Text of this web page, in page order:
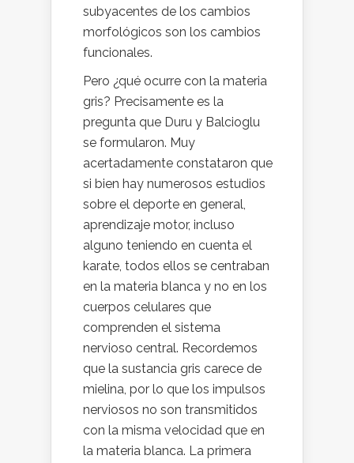
subyacentes de los cambios
morfológicos son los cambios
funcionales.
Pero ¿qué ocurre con la materia
gris? Precisamente es la
pregunta que Duru y Balcioglu
se formularon. Muy
acertadamente constataron que
si bien hay numerosos estudios
sobre el deporte en general,
aprendizaje motor, incluso
alguno teniendo en cuenta el
karate, todos ellos se centraban
en la materia blanca y no en los
cuerpos celulares que
comprenden el sistema
nervioso central. Recordemos
que la sustancia gris carece de
mielina, por lo que los impulsos
nerviosos no son transmitidos
con la misma velocidad que en
la materia blanca. La primera